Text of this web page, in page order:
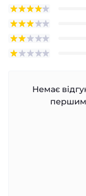
Немає
першим,